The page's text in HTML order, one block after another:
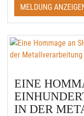
MELDUNG
EINE
IN DER